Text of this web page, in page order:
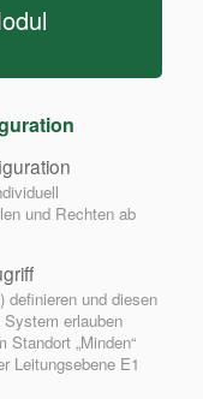
und Rechten ab
definieren und diesen
erlauben
„Minden“
Leitungsebene E1